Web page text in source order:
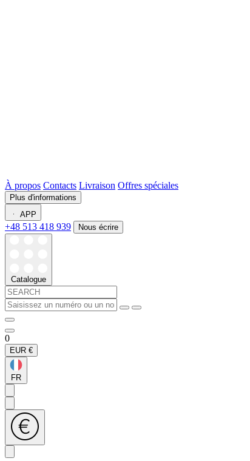
À propos Contacts Livraison Offres spéciales
Plus d'informations
APP
+48 513 418 939 Nous écrire
Catalogue
0
EUR €
FR